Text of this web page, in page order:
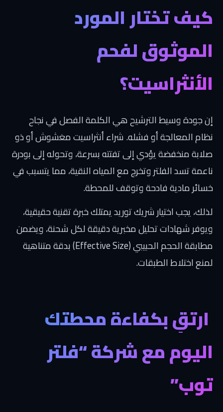
كيف تختار المورد
الموثوق لفحم
الأنثراسيت؟
إن جودة وسيط الترشيح هي الكلمة الفصل في نجاح
نظام المعالجة أو فشله. شراء أنثراسيت مغشوش أو ذو
صلابة منخفضة يؤدي إلى تفتته بسرعة، وتحوله إلى بودرة
ناعمة تسد الفلتر وتخرج مع المياه النقية، مما يتسبب في
خسائر مادية فادحة وتوقف للمحطة.
لذلك، يجب اختيار شريك توريد يمتلك خبرة تقنية حقيقية،
ويوفر شهادات تحليل مخبرية دقيقة لكل شحنة، ويضمن
مطابقة الحجم الحبيبي (Effective Size) بدقة متناهية
لمنع اختلاط الطبقات.
ارتقِ بكفاءة محطتك
اليوم مع شركة “فلتر
توب”